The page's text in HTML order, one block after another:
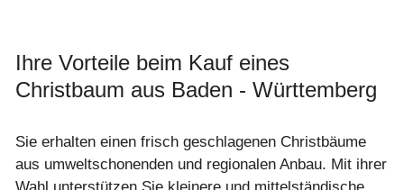
Ihre Vorteile beim Kauf eines
Christbaum aus Baden - Württemberg
Sie erhalten einen frisch geschlagenen Christbäume
aus umweltschonenden und regionalen Anbau. Mit ihrer